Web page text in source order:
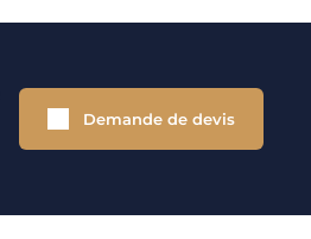
Demande de devis